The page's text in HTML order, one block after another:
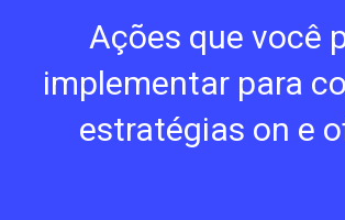
Ações que você
implementar para
estratégias on e